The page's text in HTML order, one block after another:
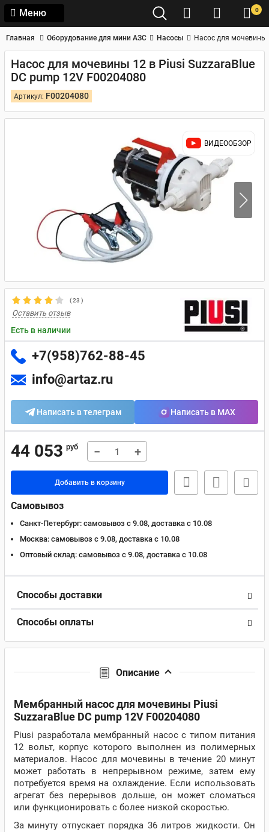
Меню 0
Главная Оборудование для мини АЗС Насосы Насос для мочевины
Насос для мочевины 12 в Piusi SuzzaraBlue
DC pump 12V F00204080
Артикул: F00204080
ВИДЕООБЗОР
(23 )
Оставить отзыв
Есть в наличии
+7(958)762-88-45
info@artaz.ru
Написать в телеграм Написать в MAX
44 053 руб − +
Добавить в корзину
Самовывоз
Санкт-Петербург: самовывоз с 9.08, доставка c 10.08
Москва: самовывоз с 9.08, доставка c 10.08
Оптовый склад: самовывоз с 9.08, доставка c 10.08
Способы доставки
Способы оплаты
Описание
Мембранный насос для мочевины Piusi
SuzzaraBlue DC pump 12V F00204080
Piusi разработала мембранный насос с типом питания
12 вольт, корпус которого выполнен из полимерных
материалов. Насос для мочевины в течение 20 минут
может работать в непрерывном режиме, затем ему
потребуется время на охлаждение. Если использовать
агрегат без перерывов дольше, он может сломаться
или функционировать с более низкой скоростью.
За минуту отпускает порядка 36 литров жидкости. Он